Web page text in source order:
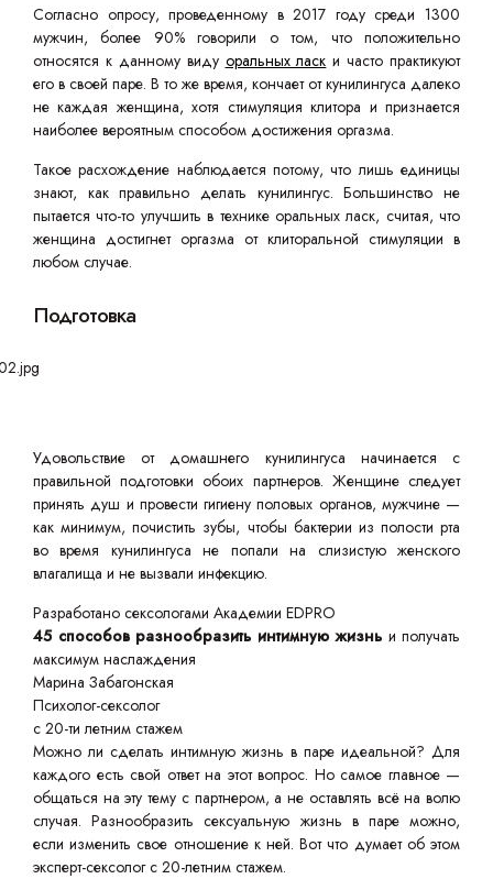
Согласно опросу, проведенному в 2017 году среди 1300
мужчин, более 90% говорили о том, что положительно
относятся к данному виду оральных ласк и часто практикуют
его в своей паре. В то же время, кончает от кунилингуса далеко
не каждая женщина, хотя стимуляция клитора и признается
наиболее вероятным способом достижения оргазма.
Такое расхождение наблюдается потому, что лишь единицы
знают, как правильно делать кунилингус. Большинство не
пытается что-то улучшить в технике оральных ласк, считая, что
женщина достигнет оргазма от клиторальной стимуляции в
любом случае.
Подготовка
Удовольствие от домашнего кунилингуса начинается с
правильной подготовки обоих партнеров. Женщине следует
принять душ и провести гигиену половых органов, мужчине —
как минимум, почистить зубы, чтобы бактерии из полости рта
во время кунилингуса не попали на слизистую женского
влагалища и не вызвали инфекцию.
Разработано сексологами Академии EDPRO
45 способов разнообразить интимную жизнь и получать
максимум наслаждения
Марина Забагонская
Психолог-сексолог
с 20-ти летним стажем
Можно ли сделать интимную жизнь в паре идеальной? Для
каждого есть свой ответ на этот вопрос. Но самое главное —
общаться на эту тему с партнером, а не оставлять всё на волю
случая. Разнообразить сексуальную жизнь в паре можно,
если изменить свое отношение к ней. Вот что думает об этом
эксперт-сексолог с 20-летним стажем.